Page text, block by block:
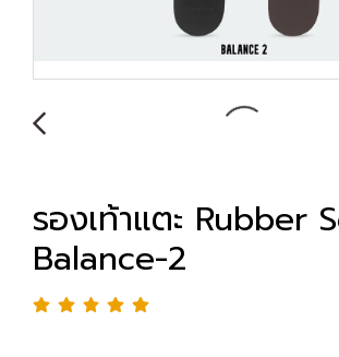
รองเท้าแตะ Rubber
Balance-2